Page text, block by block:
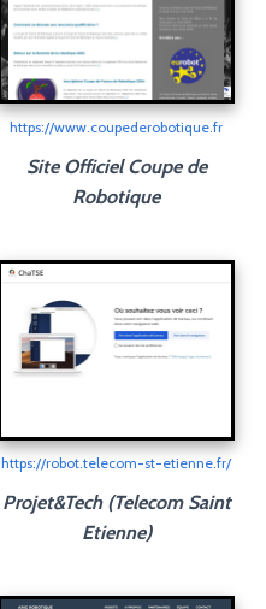
https://www.coupederobotique.fr
Site Officiel Coupe de
Robotique
https://robot.telecom-st-etienne.fr/
Projet&Tech (Telecom Saint
Etienne)